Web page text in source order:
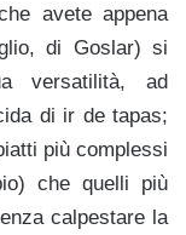
avete appena
di Goslar) si
versatilità, ad
di ir de tapas;
più complessi
che quelli più
calpestare la